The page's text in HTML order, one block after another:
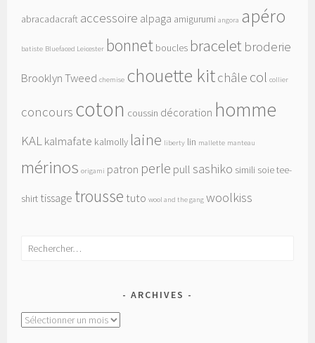
abracadacraft accessoire alpaga amigurumi angora apéro
batiste Bluefaced Leicester bonnet boucles bracelet broderie
Brooklyn Tweed chemise chouette kitchâle col collier
concours coton coussin décoration homme
KALkalmafate kalmolly laine liberty lin mallette manteau
mérinos origami patron perle pull sashiko simili soietee-
shirt tissage trousse tuto wool and the gang woolkiss
Rechercher :
ARCHIVES
Archives